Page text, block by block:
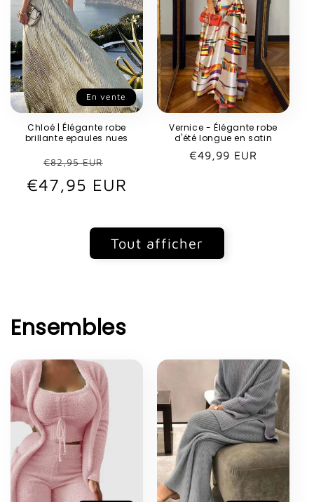
En vente
Chloé | Élégante robe
brillante epaules nues
Prix
habituel
€82,95 EUR
promotionnel
€47,95 EUR
Vernice - Élégante robe
d'été longue en satin
Prix
€49,99 EUR
Tout afficher
Ensembles